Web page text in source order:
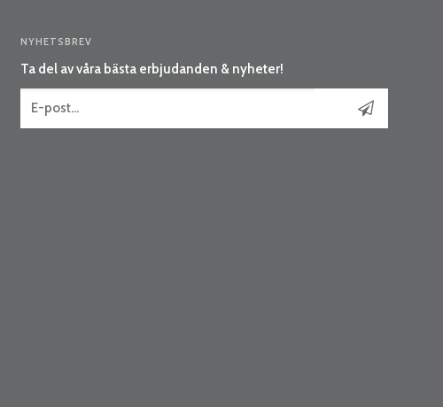
NYHETSBREV
Ta del av våra bästa erbjudanden & nyheter!